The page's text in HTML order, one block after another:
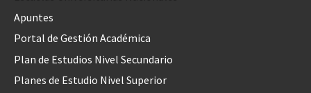
Apuntes
Portal de Gestión Académica
Plan de Estudios Nivel Secundario
Planes de Estudio Nivel Superior